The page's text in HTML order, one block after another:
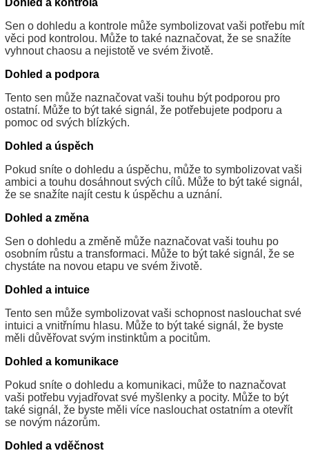
Dohled a kontrola
Sen o dohledu a kontrole může symbolizovat vaši potřebu mít
věci pod kontrolou. Může to také naznačovat, že se snažíte
vyhnout chaosu a nejistotě ve svém životě.
Dohled a podpora
Tento sen může naznačovat vaši touhu být podporou pro
ostatní. Může to být také signál, že potřebujete podporu a
pomoc od svých blízkých.
Dohled a úspěch
Pokud sníte o dohledu a úspěchu, může to symbolizovat vaši
ambici a touhu dosáhnout svých cílů. Může to být také signál,
že se snažíte najít cestu k úspěchu a uznání.
Dohled a změna
Sen o dohledu a změně může naznačovat vaši touhu po
osobním růstu a transformaci. Může to být také signál, že se
chystáte na novou etapu ve svém životě.
Dohled a intuice
Tento sen může symbolizovat vaši schopnost naslouchat své
intuici a vnitřnímu hlasu. Může to být také signál, že byste
měli důvěřovat svým instinktům a pocitům.
Dohled a komunikace
Pokud sníte o dohledu a komunikaci, může to naznačovat
vaši potřebu vyjadřovat své myšlenky a pocity. Může to být
také signál, že byste měli více naslouchat ostatním a otevřít
se novým názorům.
Dohled a vděčnost